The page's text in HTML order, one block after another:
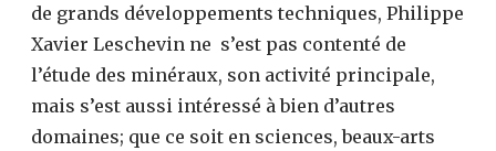
de grands développements techniques, Philippe
Xavier Leschevin ne s’est pas contenté de
l’étude des minéraux, son activité principale,
mais s’est aussi intéressé à bien d’autres
domaines; que ce soit en sciences, beaux-arts